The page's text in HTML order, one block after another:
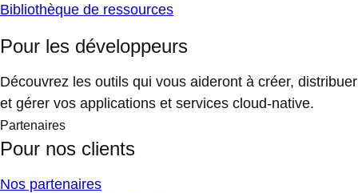
Bibliothèque de ressources
Pour les développeurs
Découvrez les outils qui vous aideront à créer, distribuer
et gérer vos applications et services cloud-native.
Partenaires
Pour nos clients
Nos partenaires